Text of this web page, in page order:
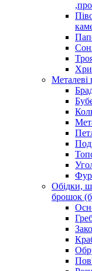
Металеві
Обідки,
брошок